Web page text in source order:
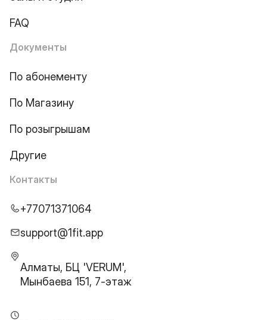
FAQ
Документы
По абонементу
По Магазину
По розыгрышам
Другие
Контакты
+77071371064
support@1fit.app
Алматы, БЦ 'VERUM',
Мынбаева 151, 7-этаж